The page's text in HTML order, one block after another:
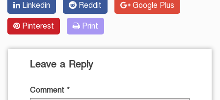
Linkedin Reddit Google Plus
Pinterest Print
Leave a Reply
Comment *